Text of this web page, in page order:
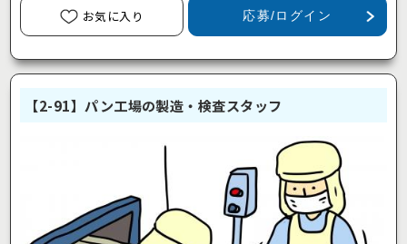
お気に入り 応募/ログイン
【2-91】パン工場の製造・検査スタッフ